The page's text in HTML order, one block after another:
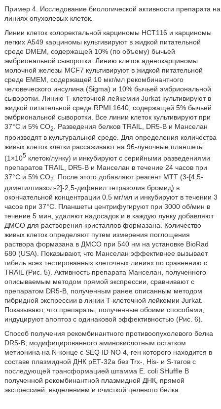
Пример 4. Исследование биологической активности препарата на
линиях опухолевых клеток.
Линии клеток колоректальной карциномы НСТ116 и карциномы
легких А549 карциномы культивируют в жидкой питательной
среде DMEM, содержащей 10% (по объему) бычьей
эмбриональной сыворотки. Линию клеток аденокарциномы
молочной железы MCF7 культивируют в жидкой питательной
среде ЕМЕМ, содержащей 10 мкг/мл рекомбинантного
человеческого инсулина (Sigma) и 10% бычьей эмбриональной
сыворотки. Линию Т-клеточной лейкемии Jurkat культивируют в
жидкой питательной среде RPMI 1640, содержащей 5% бычьей
эмбриональной сыворотки. Все линии клеток культивируют при
37°С и 5% СО2. Разведения белков TRAIL, DR5-B и Манселан
производят в культуральной среде. Для определения количества
живых клеток клетки рассаживают на 96-луночные планшеты
(1×105 клеток/лунку) и инкубируют с серийными разведениями
препаратов TRAIL, DR5-B и Манселан в течение 24 часов при
37°С и 5% СО2
. После этого добавляют реагент МТТ (3-[4,5-
диметилтиазол-2]-2,5-дифенил тетразолия бромид) в
окончательной концентрации 0.5 мг/мл и инкубируют в течении 3
часов при 37°С. Планшеты центрифугируют при 3000 об/мин в
течение 5 мин, удаляют надосадок и в каждую лунку добавляют
ДМСО для растворения кристаллов формазана. Количество
живых клеток определяют путем измерения поглощения
раствора формазана в ДМСО при 540 нм на установке BioRad
680 (USA). Показывают, что Манселан эффективнее вызывает
гибель всех тестированных клеточных линиях по сравнению с
TRAIL (Рис. 5). Активность препарата Манселан, полученного
описываемым методом прямой экспрессии, сравнивают с
препаратом DR5-B, полученным ранее описанным методом
гибридной экспрессии в линии Т-клеточной лейкемии Jurkat.
Показывают, что препараты, полученные обоими способами,
индуцируют апоптоз с одинаковой эффективностью (Рис. 6).
Способ получения рекомбинантного противоопухолевого белка
DR5-B, модифицированного аминокислотным остатком
метионина на N-конце с SEQ ID NO 4, ген которого находится в
составе плазмидной ДНК рЕТ-32а без Trx-, His- и S-тагов с
последующей трансформацией штамма Е. coli SHuffle В
полученной рекомбинантной плазмидной ДНК, прямой
экспрессией, выделением и очисткой целевого белка.